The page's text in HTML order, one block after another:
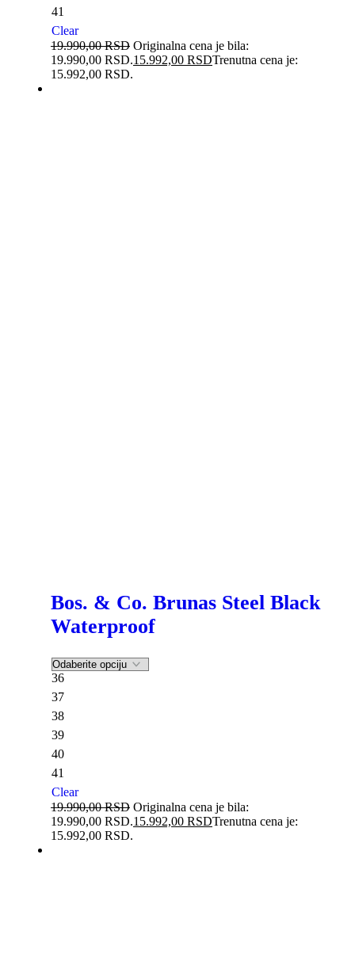
41
Clear
19.990,00RSD Originalna cena je bila:
19.990,00 RSD.15.992,00 RSDTrenutna cena je:
15.992,00 RSD.
Bos. & Co. Brunas Steel Black
Waterproof
36
37
38
39
40
41
Clear
19.990,00RSD Originalna cena je bila:
19.990,00 RSD.15.992,00 RSDTrenutna cena je:
15.992,00 RSD.